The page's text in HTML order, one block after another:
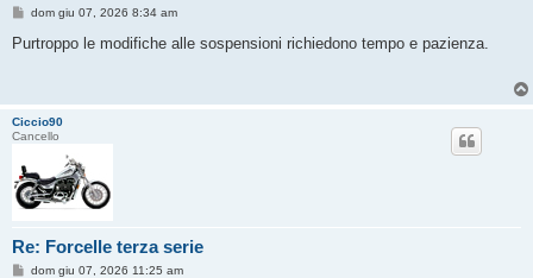
M
s
o
dom giu 07, 2026 8:34 am
Purtroppo le modifiche alle sospensioni richiedono tempo e pazienza.
Ciccio90
Cancello
Re: Forcelle terza serie
Mdom giu 07, 2026 11:25 am